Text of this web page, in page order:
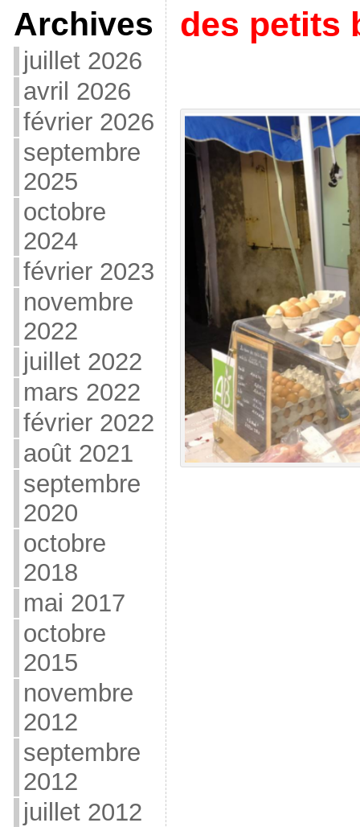
Archives
juillet 2026
avril 2026
février 2026
septembre
2025
octobre
2024
février 2023
novembre
2022
juillet 2022
mars 2022
février 2022
août 2021
septembre
2020
octobre
2018
mai 2017
octobre
2015
novembre
2012
septembre
2012
juillet 2012
des petits